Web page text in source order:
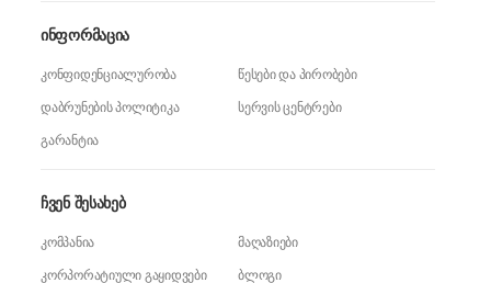
ჩვენ შესახებ
კომპანია
მაღაზიები
კორპორატიული გაყიდვები
ბლოგი
ინფორმაცია
კონფიდენციალურობა
წესები და პირობები
დაბრუნების პოლიტიკა
სერვის ცენტრები
გარანტია